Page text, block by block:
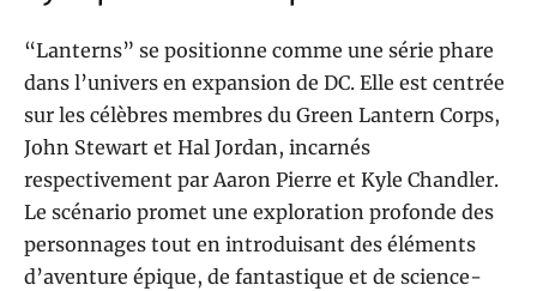
“Lanterns” se positionne comme une série phare
dans l’univers en expansion de DC. Elle est centrée
sur les célèbres membres du Green Lantern Corps,
John Stewart et Hal Jordan, incarnés
respectivement par Aaron Pierre et Kyle Chandler.
Le scénario promet une exploration profonde des
personnages tout en introduisant des éléments
d’aventure épique, de fantastique et de science-